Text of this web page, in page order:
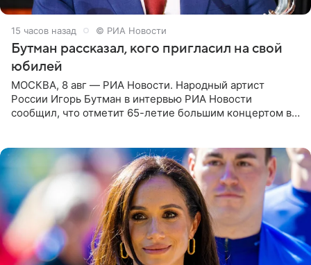
15 часов назад © РИА Новости
Бутман рассказал, кого пригласил на свой
юбилей
МОСКВА, 8 авг — РИА Новости. Народный артист
России Игорь Бутман в интервью РИА Новости
сообщил, что отметит 65-летие большим концертом в